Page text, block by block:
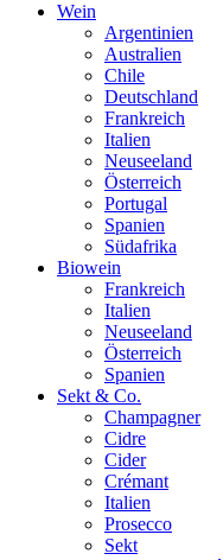
Wein
Argentinien
Australien
Chile
Deutschland
Frankreich
Italien
Neuseeland
Österreich
Portugal
Spanien
Südafrika
Biowein
Frankreich
Italien
Neuseeland
Österreich
Spanien
Sekt & Co.
Champagner
Cidre
Cider
Crémant
Italien
Prosecco
Sekt